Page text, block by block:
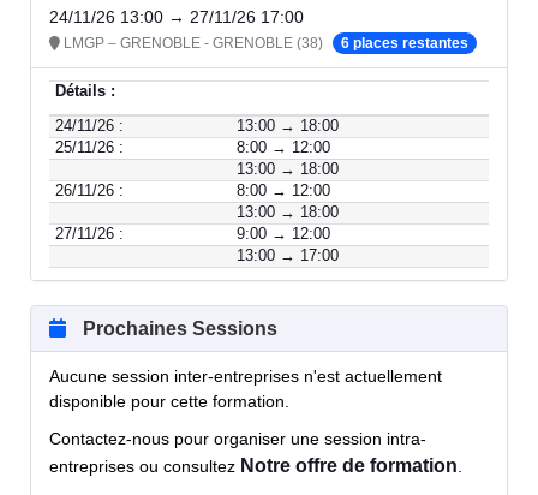
24/11/26 13:00 → 27/11/26 17:00
LMGP – GRENOBLE - GRENOBLE (38) 6 places restantes
Détails :
24/11/26 :
13:00 → 18:00
25/11/26 :
8:00 → 12:00
13:00 → 18:00
26/11/26 :
8:00 → 12:00
13:00 → 18:00
27/11/26 :
9:00 → 12:00
13:00 → 17:00
Prochaines Sessions
Aucune session inter-entreprises n'est actuellement
disponible pour cette formation.
Contactez-nous pour organiser une session intra-
entreprises ou consultez Notre offre de formation